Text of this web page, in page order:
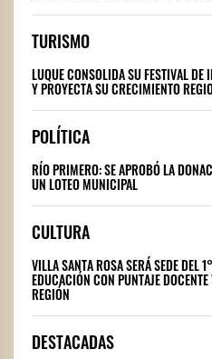
TURISMO
LUQUE CONSOLIDA SU FESTIVAL
Y PROYECTA SU CRECIMIENTO
POLÍTICA
RÍO PRIMERO: SE APROBÓ LA
UN LOTEO MUNICIPAL
CULTURA
VILLA SANTA ROSA SERÁ SEDE DEL
EDUCACIÓN CON PUNTAJE
REGIÓN
DESTACADAS